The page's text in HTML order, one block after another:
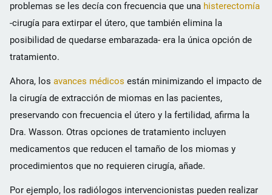
problemas se les decía con frecuencia que una histerectomía
-cirugía para extirpar el útero, que también elimina la
posibilidad de quedarse embarazada- era la única opción de
tratamiento.
Ahora, los avances médicos están minimizando el impacto de
la cirugía de extracción de miomas en las pacientes,
preservando con frecuencia el útero y la fertilidad, afirma la
Dra. Wasson. Otras opciones de tratamiento incluyen
medicamentos que reducen el tamaño de los miomas y
procedimientos que no requieren cirugía, añade.
Por ejemplo, los radiólogos intervencionistas pueden realizar